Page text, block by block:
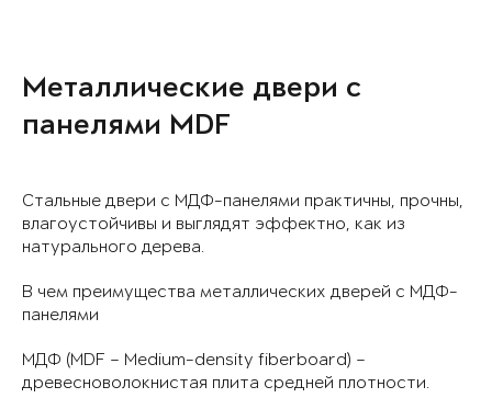
Металлические двери с
панелями MDF
Стальные двери с МДФ-панелями практичны, прочны,
влагоустойчивы и выглядят эффектно, как из
натурального дерева.
В чем преимущества металлических дверей с МДФ-
панелями
МДФ (MDF – Medium-density fiberboard) –
древесноволокнистая плита средней плотности.